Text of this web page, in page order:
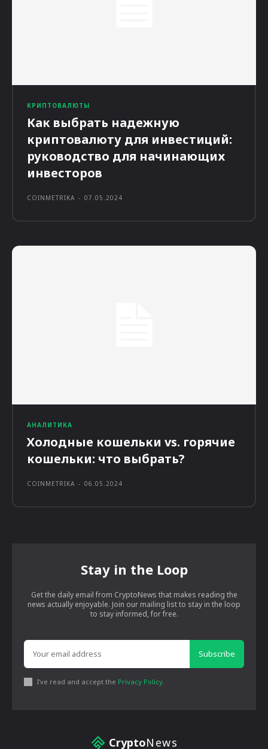
КРИПТОВАЛЮТЫ
Как выбрать надежную
криптовалюту для инвестиций:
руководство для начинающих
инвесторов
COINMETRIKA - 07.05.2024
АНАЛИТИКА
Холодные кошельки vs. горячие
кошельки: что выбрать?
COINMETRIKA - 06.05.2024
Stay in the Loop
Get the daily email from CryptoNews that makes reading the
news actually enjoyable. Join our mailing list to stay in the loop
to stay informed, for free.
Subscribe
I've read and accept the Privacy Policy.
CryptoNews